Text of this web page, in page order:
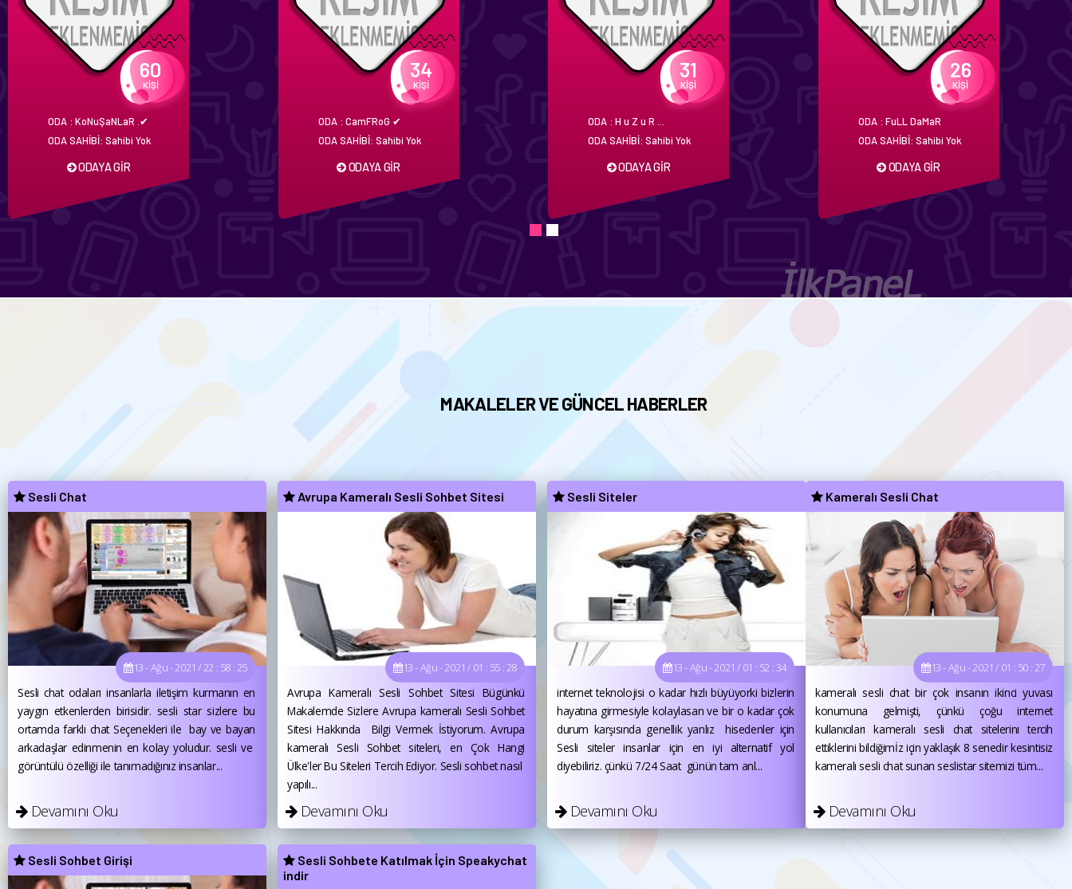
60
KİŞİ
ODA : KoNuŞaNLaR .✔
ODA SAHİBİ: Sahibi Yok
ODAYA GİR
34
KİŞİ
ODA : CamFRoG ✔
ODA SAHİBİ: Sahibi Yok
ODAYA GİR
31
KİŞİ
ODA : H u Z u R ...
ODA SAHİBİ: Sahibi Yok
ODAYA GİR
26
KİŞİ
ODA : FuLL DaMaR
ODA SAHİBİ: Sahibi Yok
ODAYA GİR
MAKALELER VE GÜNCEL HABERLER
Sesli Chat
Sesli chat odaları insanlarla iletişim kurmanın en
yaygın etkenlerden birisidir. sesli star sizlere bu
ortamda farklı chat Seçenekleri ile bay ve bayan
arkadaşlar edinmenin en kolay yoludur. sesli ve
görüntülü özelliği ile tanımadığınız insanlar...
Devamını Oku
13 - Ağu - 2021 / 22 : 58 : 25
Avrupa Kameralı Sesli Sohbet Sitesi
Avrupa Kameralı Sesli Sohbet Sitesi Bügünkü
Makalemde Sizlere Avrupa kameralı Sesli Sohbet
Sitesi Hakkında Bilgi Vermek İstiyorum. Avrupa
kameralı Sesli Sohbet siteleri, en Çok Hangi
Ülke'ler Bu Siteleri Tercih Ediyor. Sesli sohbet nasıl
yapılı...
Devamını Oku
13 - Ağu - 2021 / 01 : 55 : 28
Sesli Siteler
internet teknolojisi o kadar hızlı büyüyorki bizlerin
hayatına girmesiyle kolaylasan ve bir o kadar çok
durum karşısında genellik yanlız hisedenler için
Sesli siteler insanlar için en iyi alternatif yol
diyebiliriz. çünkü 7/24 Saat günün tam anl...
Devamını Oku
13 - Ağu - 2021 / 01 : 52 : 34
Kameralı Sesli Chat
kameralı sesli chat bir çok insanın ikinci yuvası
konumuna gelmişti, çünkü çoğu internet
kullanıcıları kameralı sesli chat sitelerinı tercih
ettiklerini bildiğimİz için yaklaşık 8 senedir kesintisiz
kameralı sesli chat sunan seslistar sitemizi tüm...
Devamını Oku
13 - Ağu - 2021 / 01 : 50 : 27
Sesli Sohbet Girişi
Sesli Sohbete Katılmak İçin Speakychat
indir